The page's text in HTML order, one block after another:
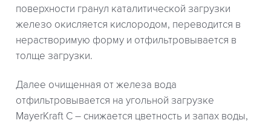
поверхности гранул каталитической загрузки
железо окисляется кислородом, переводится в
нерастворимую форму и отфильтровывается в
толще загрузки.
Далее очищенная от железа вода
отфильтровывается на угольной загрузке
MayerKraft C – снижается цветность и запах воды,